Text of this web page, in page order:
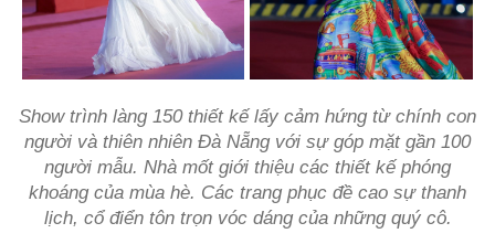
Show trình làng 150 thiết kế lấy cảm hứng từ chính con
người và thiên nhiên Đà Nẵng với sự góp mặt gần 100
người mẫu. Nhà mốt giới thiệu các thiết kế phóng
khoáng của mùa hè. Các trang phục đề cao sự thanh
lịch, cổ điển tôn trọn vóc dáng của những quý cô.